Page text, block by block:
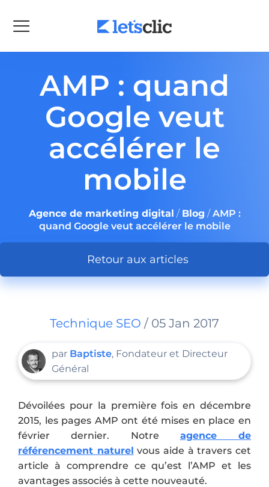
AMP : quand
Google veut
accélérer le
mobile
Agence de marketing digital / Blog /AMP :
quand Google veut accélérer le mobile
Retour aux articles
Technique SEO / 05 Jan 2017
par Baptiste, Fondateur et Directeur
Général
Dévoilées pour la première fois en décembre
2015, les pages AMP ont été mises en place en
février dernier. Notre agence de
référencement naturel vous aide à travers cet
article à comprendre ce qu’est l’AMP et les
avantages associés à cette nouveauté.